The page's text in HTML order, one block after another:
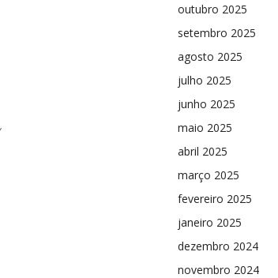
outubro 2025
setembro 2025
agosto 2025
julho 2025
junho 2025
maio 2025
abril 2025
março 2025
fevereiro 2025
janeiro 2025
dezembro 2024
novembro 2024